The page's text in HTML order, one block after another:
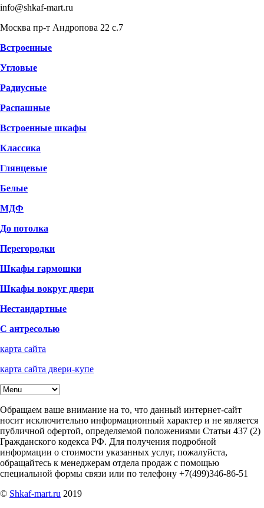
info@shkaf-mart.ru
Москва пр-т Андропова 22 с.7
Встроенные
Угловые
Радиусные
Распашные
Встроенные шкафы
Классика
Глянцевые
Белые
МДФ
До потолка
Перегородки
Шкафы гармошки
Шкафы вокруг двери
Нестандартные
С антресолью
карта сайта
карта сайта двери-купе
Обращаем ваше внимание на то, что данный интернет-сайт
носит исключительно информационный характер и не является
публичной офертой, определяемой положениями Статьи 437 (2)
Гражданского кодекса РФ. Для получения подробной
информации о стоимости указанных услуг, пожалуйста,
обращайтесь к менеджерам отдела продаж с помощью
специальной формы связи или по телефону +7(499)346-86-51
© Shkaf-mart.ru 2019